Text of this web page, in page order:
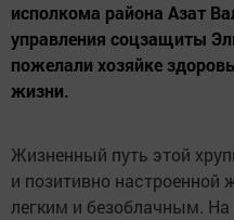
исполкома района Азат
управления соцзащиты
пожелали хозяйке
жизни.
Жизненный путь этой
и позитивно
легким и безоблачным.